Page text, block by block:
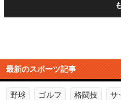
最新のスポーツ記事
野球 ゴルフ 格闘技 サ